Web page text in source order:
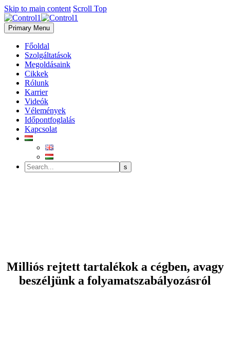
Skip to main content Scroll Top
Primary Menu
Főoldal
Szolgáltatások
Megoldásaink
Cikkek
Rólunk
Karrier
Videók
Vélemények
Időpontfoglalás
Kapcsolat
Milliós rejtett tartalékok a cégben, avagy
beszéljünk a folyamatszabályozásról